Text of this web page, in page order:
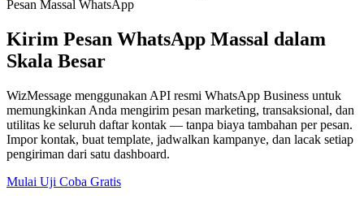
Pesan Massal WhatsApp
Kirim Pesan WhatsApp Massal dalam
Skala Besar
WizMessage menggunakan API resmi WhatsApp Business untuk
memungkinkan Anda mengirim pesan marketing, transaksional, dan
utilitas ke seluruh daftar kontak — tanpa biaya tambahan per pesan.
Impor kontak, buat template, jadwalkan kampanye, dan lacak setiap
pengiriman dari satu dashboard.
Mulai Uji Coba Gratis